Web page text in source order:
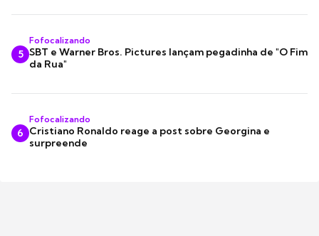
5
Fofocalizando
SBT e Warner Bros. Pictures lançam pegadinha de "O Fim
da Rua"
6
Fofocalizando
Cristiano Ronaldo reage a post sobre Georgina e
surpreende